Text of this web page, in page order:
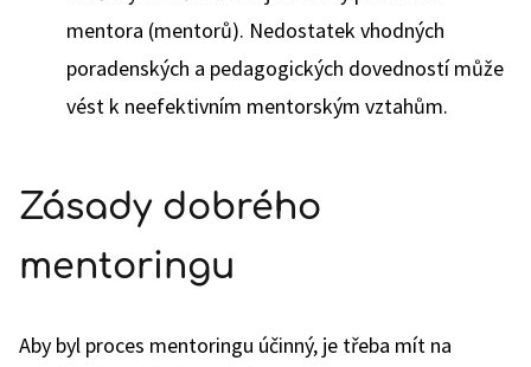
mentora (mentorů). Nedostatek vhodných
poradenských a pedagogických dovedností může
vést k neefektivním mentorským vztahům.
Zásady dobrého
mentoringu
Aby byl proces mentoringu účinný, je třeba mít na